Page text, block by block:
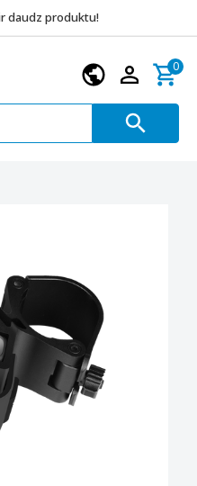
daudz produktu!
0